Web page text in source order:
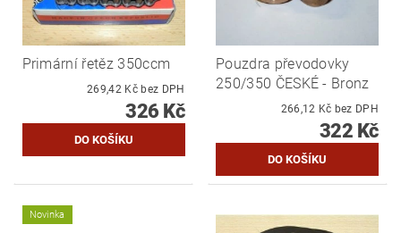
Primární řetěz 350ccm
269,42 Kč bez DPH
326 Kč
Pouzdra převodovky
250/350 ČESKÉ - Bronz
266,12 Kč bez DPH
322 Kč
Novinka